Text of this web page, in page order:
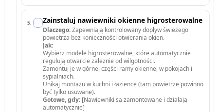
5. Zainstaluj nawiewniki okienne higrosterowalne
Dlaczego:Zapewniają kontrolowany dopływ świeżego
powietrza bez konieczności otwierania okien.
Jak:
Wybierz modele higrosterowalne, które automatycznie
regulują otwarcie zależnie od wilgotności.
Zamontuj je w górnej części ramy okiennej w pokojach i
sypialniach.
Unikaj montażu w kuchni i łazience (tam powietrze powinno
być tylko usuwane).
Gotowe, gdy: [Nawiewniki są zamontowane i działają
automatycznie]